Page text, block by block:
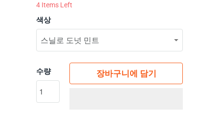
4 Items Left
색상
수량 장바구니에 담기